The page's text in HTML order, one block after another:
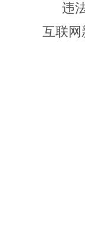
违
互联网